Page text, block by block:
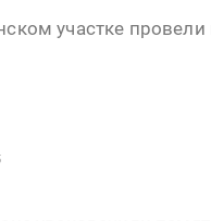
участке